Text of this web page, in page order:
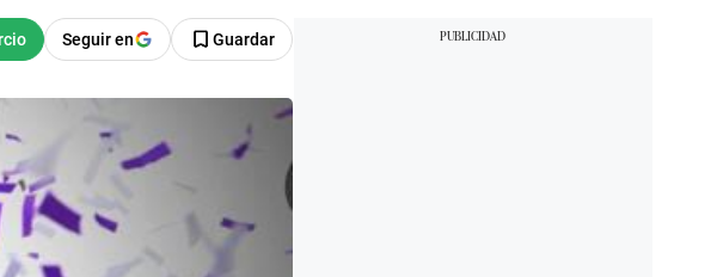
Seguir en Guardar